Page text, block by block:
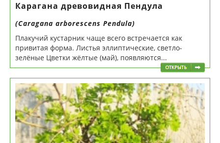
Карагана древовидная Пендула
(Caragana arborescens Pendula)
Плакучий кустарник чаще всего встречается как
привитая форма. Листья эллиптические, светло-
зелёные Цветки жёлтые (май), появляются...